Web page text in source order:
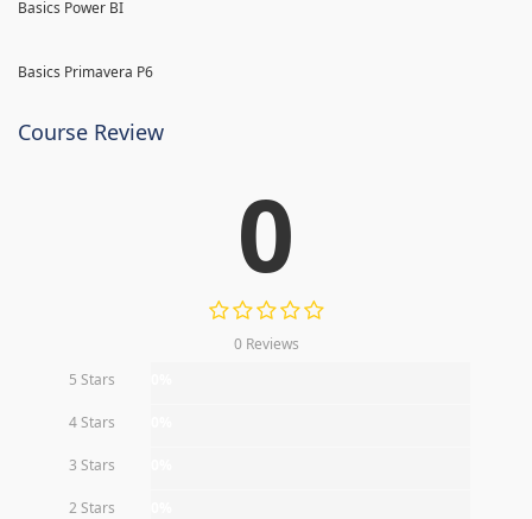
Basics Power BI
Basics Primavera P6
Course Review
0
0 Reviews
5 Stars
4 Stars
3 Stars
2 Stars